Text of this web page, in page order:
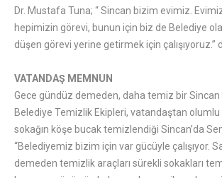
Dr. Mustafa Tuna; “ Sincan bizim evimiz.
hepimizin görevi, bunun için biz de Belediye
düşen görevi yerine getirmek için çalışıyoruz.”
VATANDAŞ MEMNUN
Gece gündüz demeden, daha temiz bir Sincan
Belediye Temizlik Ekipleri, vatandaştan olumlu
sokağın köşe bucak temizlendiği Sincan’da
“Belediyemiz bizim için var gücüyle çalışıyor.
demeden temizlik araçları sürekli sokakları